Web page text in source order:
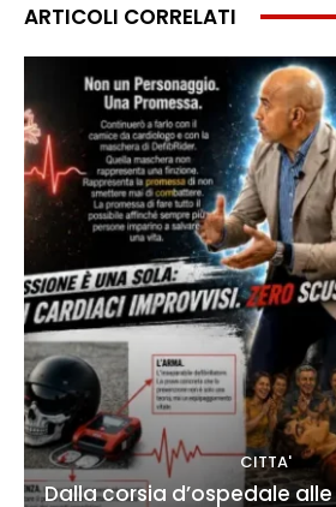
ARTICOLI CORRELATI
CITTA'
Dalla corsia d’ospedale